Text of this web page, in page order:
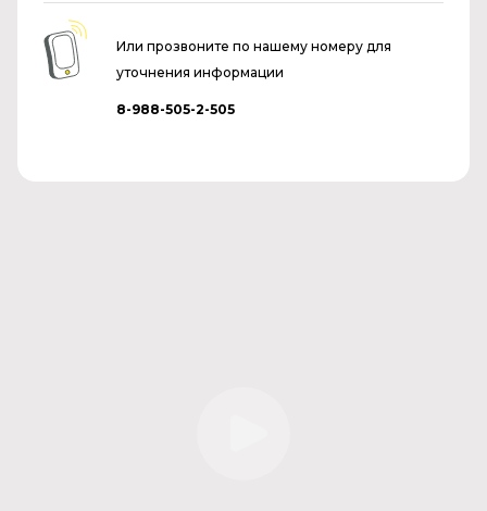
Или прозвоните по нашему номеру для
уточнения информации
8-988-505-2-505